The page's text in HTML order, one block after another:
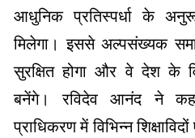
आधुनिक प्रतिस्पर्धा के
मिलेगा। इससे अल्पसंख्यक
सुरक्षित होगा और वे देश के
बनेंगे। रविदेव आनंद ने
प्राधिकरण में विभिन्न